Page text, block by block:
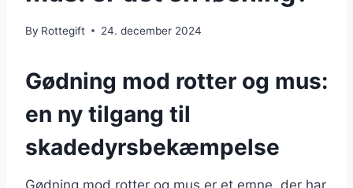
By Rottegift 24. december 2024
Gødning mod rotter og mus:
en ny tilgang til
skadedyrsbekæmpelse
Gødning mod rotter og mus er et emne, der har